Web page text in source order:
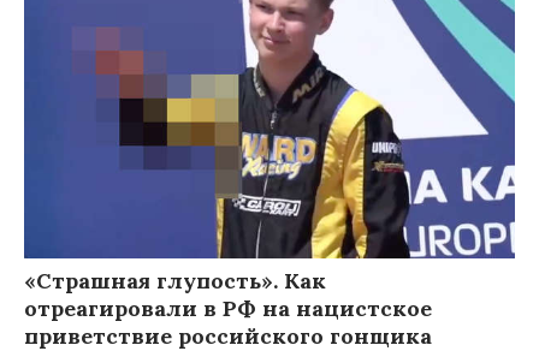
«Страшная глупость». Как
отреагировали в РФ на нацистское
приветствие российского гонщика